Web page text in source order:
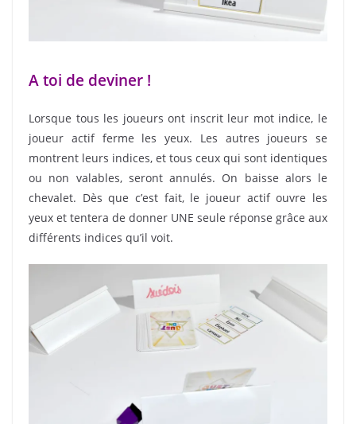
A toi de deviner !
Lorsque tous les joueurs ont inscrit leur mot indice, le
joueur actif ferme les yeux. Les autres joueurs se
montrent leurs indices, et tous ceux qui sont identiques
ou non valables, seront annulés. On baisse alors le
chevalet. Dès que c’est fait, le joueur actif ouvre les
yeux et tentera de donner UNE seule réponse grâce aux
différents indices qu’il voit.